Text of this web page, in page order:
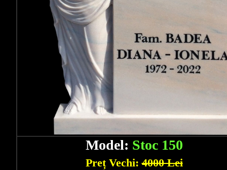
Model: Stoc 150
Preț Vechi:4000 Lei